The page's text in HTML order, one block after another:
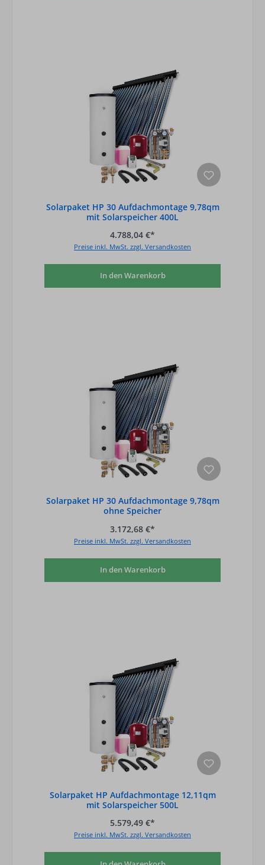
Solarpaket HP 30 Aufdachmontage 9,78qm
mit Solarspeicher 400L
4.788,04 €*
Preise inkl. MwSt. zzgl. Versandkosten
In den Warenkorb
Solarpaket HP 30 Aufdachmontage 9,78qm
ohne Speicher
3.172,68 €*
Preise inkl. MwSt. zzgl. Versandkosten
In den Warenkorb
Solarpaket HP Aufdachmontage 12,11qm
mit Solarspeicher 500L
5.579,49 €*
Preise inkl. MwSt. zzgl. Versandkosten